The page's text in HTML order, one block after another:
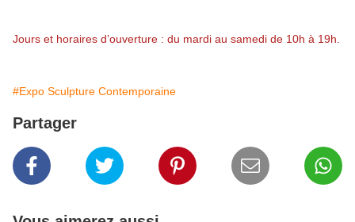
Jours et horaires d’ouverture : du mardi au samedi de 10h à 19h.
#Expo Sculpture Contemporaine
Partager